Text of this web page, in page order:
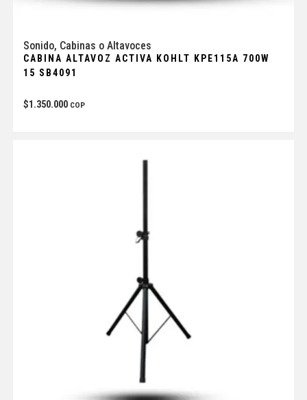
Sonido, Cabinas o Altavoces
CABINA ALTAVOZ ACTIVA KOHLT KPE115A 700W
15 SB4091
$1.350.000 COP